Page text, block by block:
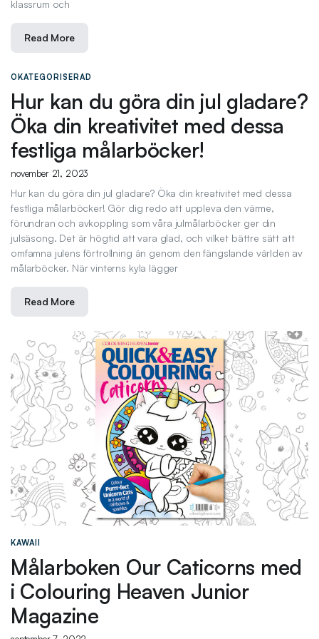
klassrum och
Read More
OKATEGORISERAD
Hur kan du göra din jul gladare?
Öka din kreativitet med dessa
festliga målarböcker!
november 21, 2023
Hur kan du göra din jul gladare? Öka din kreativitet med dessa
festliga målarböcker! Gör dig redo att uppleva den värme,
förundran och avkoppling som våra julmålarböcker ger din
julsäsong. Det är högtid att vara glad, och vilket bättre sätt att
omfamna julens förtrollning än genom den fängslande världen av
målarböcker. När vinterns kyla lägger
Read More
KAWAII
Målarboken Our Caticorns med
i Colouring Heaven Junior
Magazine